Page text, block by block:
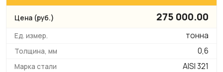
275 000.00
тонна
0,6
AISI 321